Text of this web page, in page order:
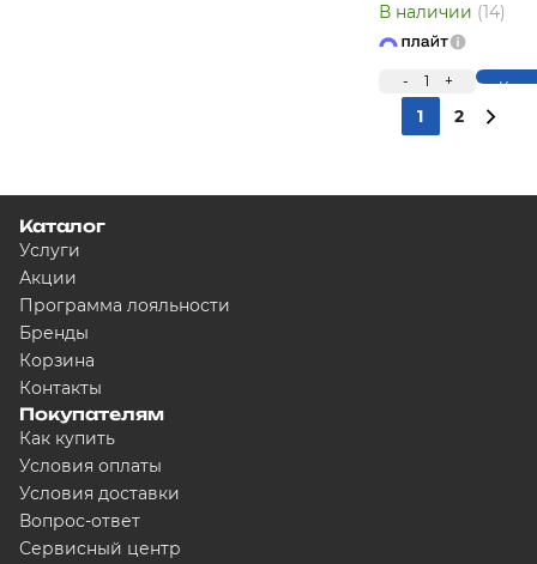
В наличии (14)
- 1 +
1 2
Каталог
Услуги
Акции
Программа лояльности
Бренды
Корзина
Контакты
Покупателям
Как купить
Условия оплаты
Условия доставки
Вопрос-ответ
Сервисный центр